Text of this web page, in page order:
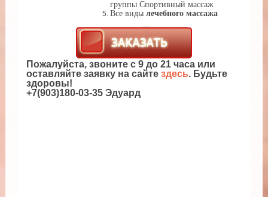
группы Спортивный массаж
Все виды лечебного массажа
Пожалуйста, звоните с 9 до 21 часа или
оставляйте заявку на сайте здесь. Будьте
здоровы!
+7(903)180-03-35 Эдуард